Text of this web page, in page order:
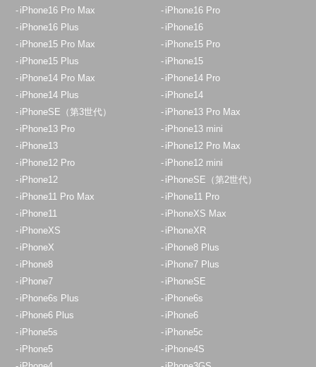
iPhone16 Pro Max
iPhone16 Pro
iPhone16 Plus
iPhone16
iPhone15 Pro Max
iPhone15 Pro
iPhone15 Plus
iPhone15
iPhone14 Pro Max
iPhone14 Pro
iPhone14 Plus
iPhone14
iPhoneSE（第3世代）
iPhone13 Pro Max
iPhone13 Pro
iPhone13 mini
iPhone13
iPhone12 Pro Max
iPhone12 Pro
iPhone12 mini
iPhone12
iPhoneSE（第2世代）
iPhone11 Pro Max
iPhone11 Pro
iPhone11
iPhoneXS Max
iPhoneXS
iPhoneXR
iPhoneX
iPhone8 Plus
iPhone8
iPhone7 Plus
iPhone7
iPhoneSE
iPhone6s Plus
iPhone6s
iPhone6 Plus
iPhone6
iPhone5s
iPhone5c
iPhone5
iPhone4S